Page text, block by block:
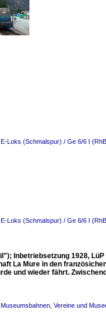
Loks (Schmalspur) / Ge 6/6 I
Loks (Schmalspur) / Ge 6/6 I
Inbetriebsetzung 1928, LüP
La Mure in den
und wieder fährt.
Vereine und